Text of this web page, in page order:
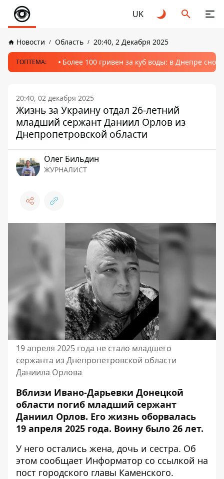
UK
Новости Область 20:40, 2 Декабря 2025
ТОПТЕМА: Более 100 гривен за куб воды: в Днепре
20:40, 02 декабря 2025
Жизнь за Украину отдал 26-летний
младший сержант Даниил Орлов из
Днепропетровской области
Олег Бильдин
ЖУРНАЛИСТ
19 апреля 2025 года не стало младшего
сержанта из Днепропетровской области
Даниила Орлова
Вблизи Ивано-Дарьевки Донецкой
области погиб младший сержант
Даниил Орлов. Его жизнь оборвалась
19 апреля 2025 года. Воину было 26 лет.
У него остались жена, дочь и сестра. Об
этом сообщает Информатор со ссылкой на
пост городского главы Каменского.